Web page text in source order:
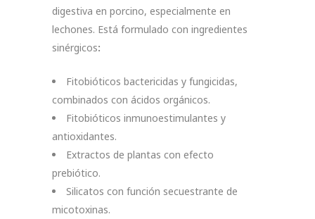
digestiva en porcino, especialmente en
lechones. Está formulado con ingredientes
sinérgicos:
Fitobióticos bactericidas y fungicidas,
combinados con ácidos orgánicos.
Fitobióticos inmunoestimulantes y
antioxidantes.
Extractos de plantas con efecto
prebiótico.
Silicatos con función secuestrante de
micotoxinas.